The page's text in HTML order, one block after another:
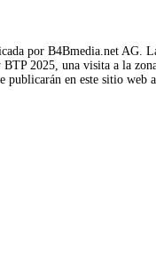
por B4Bmedia.net AG.
BTP 2025, una visita a la
publicarán en este sitio web